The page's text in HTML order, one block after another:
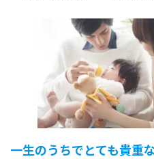
新
日
時
:
一生のうちでとても貴重